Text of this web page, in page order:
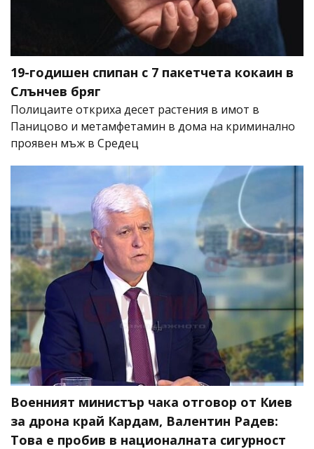
19-годишен спипан с 7 пакетчета кокаин в
Слънчев бряг
Полицаите откриха десет растения в имот в
Паницово и метамфетамин в дома на криминално
проявен мъж в Средец
Военният министър чака отговор от Киев
за дрона край Кардам, Валентин Радев:
Това е пробив в националната сигурност